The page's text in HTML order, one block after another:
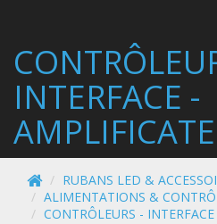
INTERFACE -
RUBANS LED &
ALIMENTATIONS &
CONTRÔLEURS -